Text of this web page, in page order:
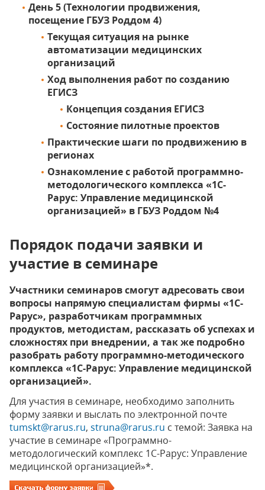
День 5 (Технологии продвижения,
посещение ГБУЗ Роддом 4)
Текущая ситуация на рынке
автоматизации медицинских
организаций
Ход выполнения работ по созданию
ЕГИСЗ
Концепция создания ЕГИСЗ
Состояние пилотные проектов
Практические шаги по продвижению в
регионах
Ознакомление с работой программно-
методологического комплекса «1С-
Рарус: Управление медицинской
организацией» в ГБУЗ Роддом №4
Порядок подачи заявки и
участие в семинаре
Участники семинаров смогут адресовать свои
вопросы напрямую специалистам фирмы «1С-
Рарус», разработчикам программных
продуктов, методистам, рассказать об успехах и
сложностях при внедрении, а так же подробно
разобрать работу программно-методического
комплекса «1С-Рарус: Управление медицинской
организацией».
Для участия в семинаре, необходимо заполнить
форму заявки и выслать по электронной почте
tumskt@rarus.ru, struna@rarus.ru с темой: Заявка на
участие в семинаре «Программно-
методологический комплекс 1С-Рарус: Управление
медицинской организацией»*.